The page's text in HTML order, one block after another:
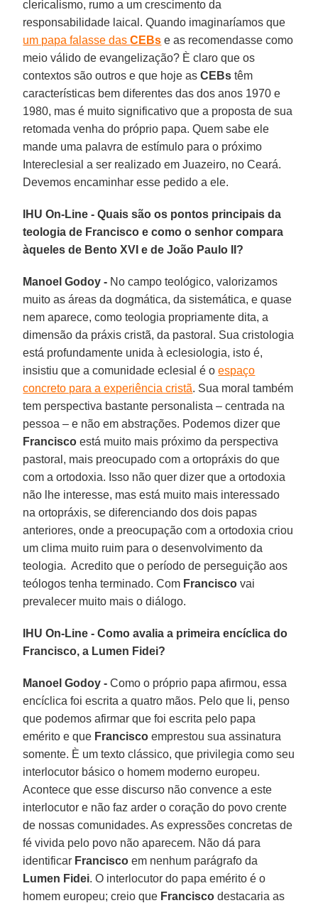
clericalismo, rumo a um crescimento da
responsabilidade laical. Quando imaginaríamos que
um papa falasse dasCEBs e as recomendasse como
meio válido de evangelização? È claro que os
contextos são outros e que hoje asCEBs têm
características bem diferentes das dos anos 1970 e
1980, mas é muito significativo que a proposta de sua
retomada venha do próprio papa. Quem sabe ele
mande uma palavra de estímulo para o próximo
Intereclesial a ser realizado em Juazeiro, no Ceará.
Devemos encaminhar esse pedido a ele.
IHU On-Line - Quais são os pontos principais da
teologia de Francisco e como o senhor compara
àqueles de Bento XVI e de João Paulo II?
Manoel Godoy - No campo teológico, valorizamos
muito as áreas da dogmática, da sistemática, e quase
nem aparece, como teologia propriamente dita, a
dimensão da práxis cristã, da pastoral. Sua cristologia
está profundamente unida à eclesiologia, isto é,
insistiu que a comunidade eclesial é oespaço
concreto para a experiência cristã. Sua moral também
tem perspectiva bastante personalista – centrada na
pessoa – e não em abstrações. Podemos dizer que
Francisco está muito mais próximo da perspectiva
pastoral, mais preocupado com a ortopráxis do que
com a ortodoxia. Isso não quer dizer que a ortodoxia
não lhe interesse, mas está muito mais interessado
na ortopráxis, se diferenciando dos dois papas
anteriores, onde a preocupação com a ortodoxia criou
um clima muito ruim para o desenvolvimento da
teologia. Acredito que o período de perseguição aos
teólogos tenha terminado. Com Francisco vai
prevalecer muito mais o diálogo.
IHU On-Line - Como avalia a primeira encíclica do
Francisco, a Lumen Fidei?
Manoel Godoy - Como o próprio papa afirmou, essa
encíclica foi escrita a quatro mãos. Pelo que li, penso
que podemos afirmar que foi escrita pelo papa
emérito e que Francisco emprestou sua assinatura
somente. È um texto clássico, que privilegia como seu
interlocutor básico o homem moderno europeu.
Acontece que esse discurso não convence a este
interlocutor e não faz arder o coração do povo crente
de nossas comunidades. As expressões concretas de
fé vivida pelo povo não aparecem. Não dá para
identificar Francisco em nenhum parágrafo da
Lumen Fidei. O interlocutor do papa emérito é o
homem europeu; creio que Francisco destacaria as